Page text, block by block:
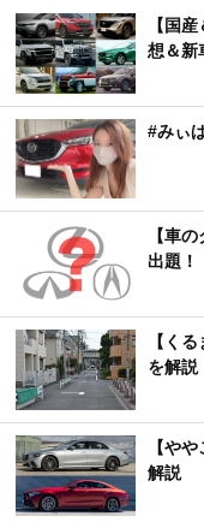
【国
想＆新
#みぃ
【車
出題！
【く
を解説
【や
解説